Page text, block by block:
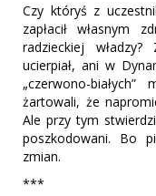
Czy któryś z
zapłacił własnym
radzieckiej
ucierpiał, ani w
„czerwono-
żartowali, że
Ale przy tym
poszkodowani. Bo
zmian.
***